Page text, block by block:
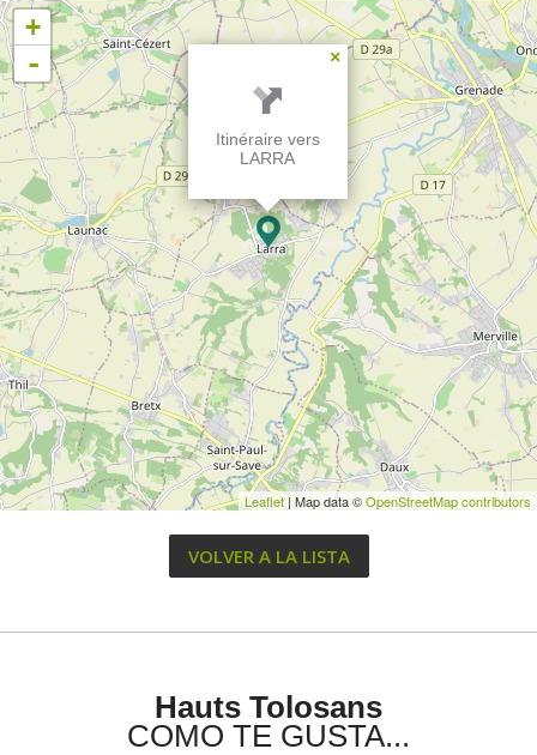
×
Itinéraire vers
LARRA
+
-
Leaflet| Map data ©OpenStreetMap contributors
VOLVER A LA LISTA
Hauts Tolosans
COMO TE GUSTA...